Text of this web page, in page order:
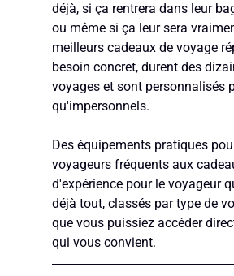
déjà, si ça rentrera dans leur
ou même si ça leur sera
meilleurs cadeaux de voyage
besoin concret, durent des
voyages et sont personnalisés
qu'impersonnels.
Des équipements pratiques
voyageurs fréquents aux
d'expérience pour le voyageur
déjà tout, classés par type de
que vous puissiez accéder
qui vous convient.